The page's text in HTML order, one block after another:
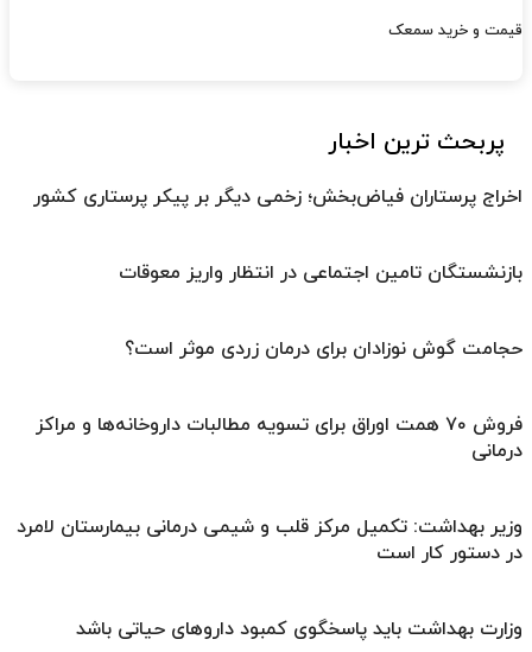
قیمت و خرید سمعک
پربحث ترین اخبار
اخراج پرستاران فیاض‌بخش؛ زخمی دیگر بر پیکر پرستاری کشور
بازنشستگان تامین اجتماعی در انتظار واریز معوقات
حجامت گوش نوزادان برای درمان زردی موثر است؟
فروش ۷۰ همت اوراق برای تسویه مطالبات داروخانه‌ها و مراکز
درمانی
وزیر بهداشت: تکمیل مرکز قلب و شیمی درمانی بیمارستان لامرد
در دستور کار است
وزارت بهداشت باید پاسخگوی کمبود داروهای حیاتی باشد